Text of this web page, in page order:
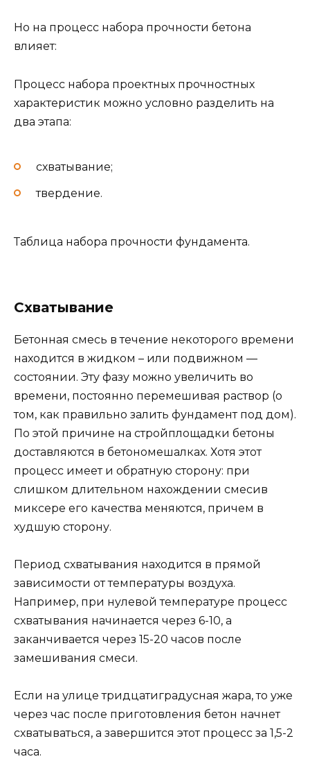
Но на процесс набора прочности бетона
влияет:
Процесс набора проектных прочностных
характеристик можно условно разделить на
два этапа:
схватывание;
твердение.
Таблица набора прочности фундамента.
Схватывание
Бетонная смесь в течение некоторого времени
находится в жидком – или подвижном —
состоянии. Эту фазу можно увеличить во
времени, постоянно перемешивая раствор (о
том, как правильно залить фундамент под дом).
По этой причине на стройплощадки бетоны
доставляются в бетономешалках. Хотя этот
процесс имеет и обратную сторону: при
слишком длительном нахождении смесив
миксере его качества меняются, причем в
худшую сторону.
Период схватывания находится в прямой
зависимости от температуры воздуха.
Например, при нулевой температуре процесс
схватывания начинается через 6-10, а
заканчивается через 15-20 часов после
замешивания смеси.
Если на улице тридцатиградусная жара, то уже
через час после приготовления бетон начнет
схватываться, а завершится этот процесс за 1,5-2
часа.